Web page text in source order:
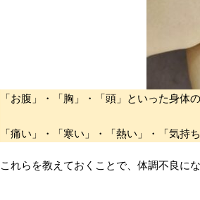
「お腹」・「胸」・「頭」といった身体
「痛い」・「寒い」・「熱い」・「気持
これらを教えておくことで、体調不良に